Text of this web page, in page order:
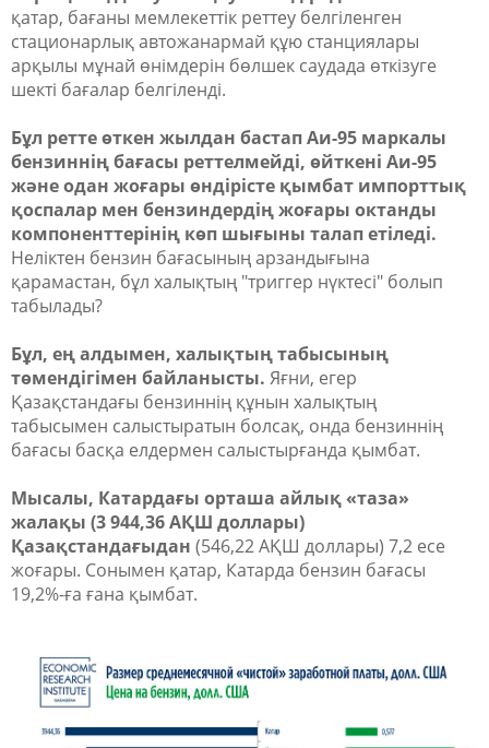
қатар, бағаны мемлекеттік реттеу белгіленген
стационарлық автожанармай құю станциялары
арқылы мұнай өнімдерін бөлшек саудада өткізуге
шекті бағалар белгіленді.
Бұл ретте өткен жылдан бастап Аи-95 маркалы
бензиннің бағасы реттелмейді, өйткені Аи-95
және одан жоғары өндірісте қымбат импорттық
қоспалар мен бензиндердің жоғары октанды
компоненттерінің көп шығыны талап етіледі.
Неліктен бензин бағасының арзандығына
қарамастан, бұл халықтың "триггер нүктесі" болып
табылады?
Бұл, ең алдымен, халықтың табысының
төмендігімен байланысты. Яғни, егер
Қазақстандағы бензиннің құнын халықтың
табысымен салыстыратын болсақ, онда бензиннің
бағасы басқа елдермен салыстырғанда қымбат.
Мысалы, Катардағы орташа айлық «таза»
жалақы (3 944,36 АҚШ доллары)
Қазақстандағыдан (546,22 АҚШ доллары) 7,2 есе
жоғары. Сонымен қатар, Катарда бензин бағасы
19,2%-ға ғана қымбат.